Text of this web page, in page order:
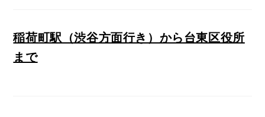
稲荷町駅（渋谷方面行き）から台東区役所
まで